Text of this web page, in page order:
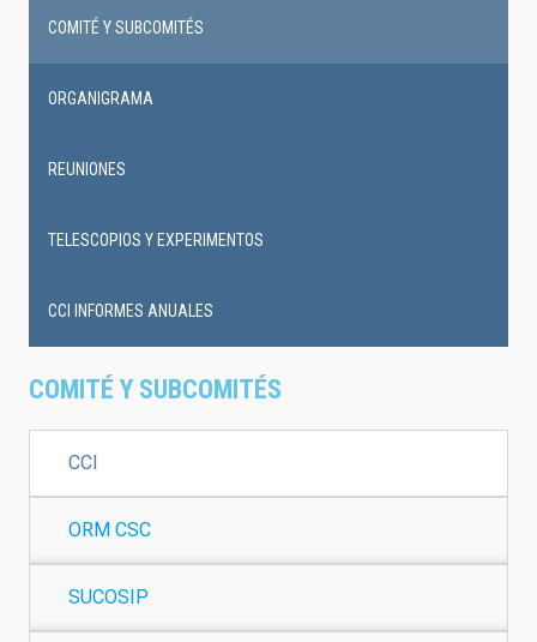
COMITÉ Y SUBCOMITÉS
CCI
ORM CSC
SUCOSIP
navigation
COMITÉ Y SUBCOMITÉS
ORGANIGRAMA
REUNIONES
TELESCOPIOS Y EXPERIMENTOS
CCI INFORMES ANUALES